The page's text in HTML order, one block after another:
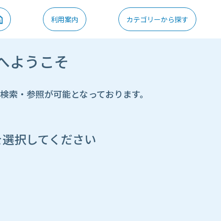
利用案内 カテゴリーから探す
ようこそ
・参照が可能となっております。
択してください